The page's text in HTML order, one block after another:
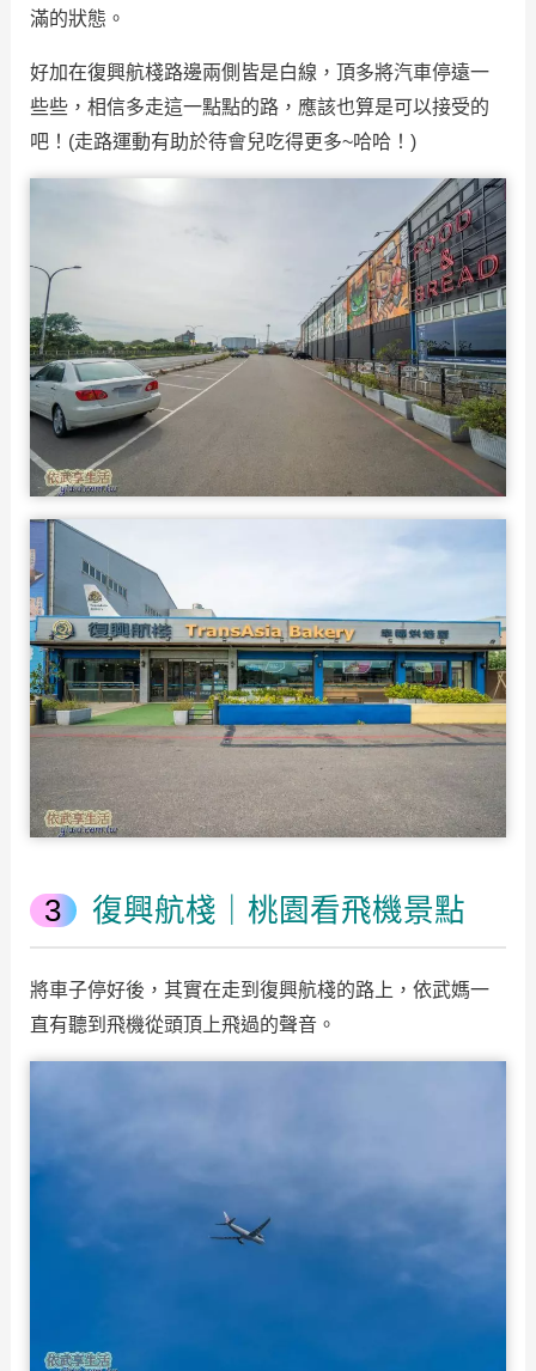
滿的狀態。
好加在復興航棧路邊兩側皆是白線，頂多將汽車停遠一
些些，相信多走這一點點的路，應該也算是可以接受的
吧！(走路運動有助於待會兒吃得更多~哈哈！)
復興航棧｜桃園看飛機景點
將車子停好後，其實在走到復興航棧的路上，依武媽一
直有聽到飛機從頭頂上飛過的聲音。